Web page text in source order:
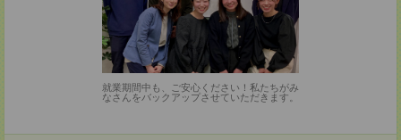
就業期間中も、ご安心ください！私たちがみ
なさんをバックアップさせていただきます。